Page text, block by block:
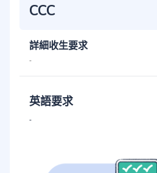
CCC
詳細收生要求
-
英語要求
-